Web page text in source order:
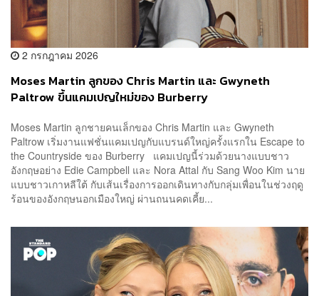
2 กรกฎาคม 2026
Moses Martin ลูกของ Chris Martin และ Gwyneth
Paltrow ขึ้นแคมเปญใหม่ของ Burberry
Moses Martin ลูกชายคนเล็กของ Chris Martin และ Gwyneth
Paltrow เริ่มงานแฟชั่นแคมเปญกับแบรนด์ใหญ่ครั้งแรกใน Escape to
the Countryside ของ Burberry แคมเปญนี้ร่วมด้วยนางแบบชาว
อังกฤษอย่าง Edie Campbell และ Nora Attal กับ Sang Woo Kim นาย
แบบชาวเกาหลีใต้ กับเส้นเรื่องการออกเดินทางกับกลุ่มเพื่อนในช่วงฤดู
ร้อนของอังกฤษนอกเมืองใหญ่ ผ่านถนนคดเคี้ย...